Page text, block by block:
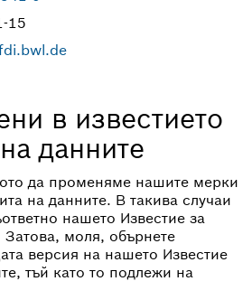
15
в известието
данните
да променяме нашите мерки
на данните. В такива случаи
нашето Известие за
моля, обърнете
версия на нашето Известие
тъй като то подлежи на